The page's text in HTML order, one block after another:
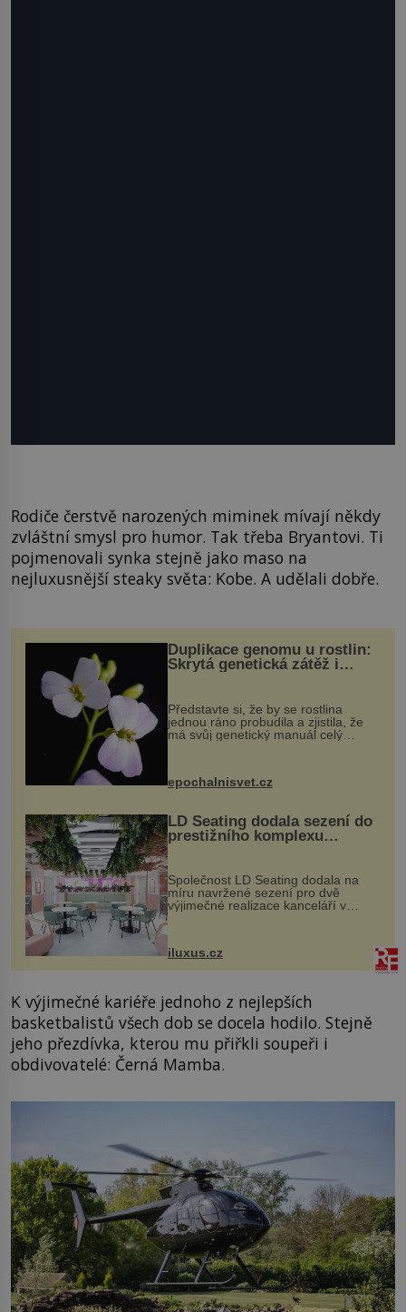
Rodiče čerstvě narozených miminek mívají někdy
zvláštní smysl pro humor. Tak třeba Bryantovi. Ti
pojmenovali synka stejně jako maso na
nejluxusnější steaky světa: Kobe. A udělali dobře.
Duplikace genomu u rostlin:
Skrytá genetická zátěž i
Představte si, že by se rostlina
jednou ráno probudila a zjistila, že
má svůj genetický manuál celý
vstupenka...
epochalnisvet.cz
LD Seating dodala sezení do
prestižního komplexu
MediaCityUK v Salfordu
Společnost LD Seating dodala na
míru navržené sezení pro dvě
výjimečné realizace kanceláří v
areálu MediaCityUK v anglickém
budov Media...
iluxus.cz
K výjimečné kariéře jednoho z nejlepších
basketbalistů všech dob se docela hodilo. Stejně
jeho přezdívka, kterou mu přiřkli soupeři i
obdivovatelé: Černá Mamba.